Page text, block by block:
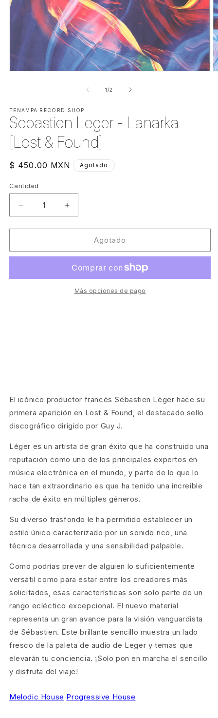
una
ventana
modal
1/de
2
TENAMPA RECORD SHOP
Sebastien Leger - Lanarka
[Lost & Found]
Precio
$ 450.00 MXN Agotado
Cantidad
Cantidad
Reducir
cantidad
para
Leger
[Lost
Aumentar
cantidad
para
Sebastien
Leger
Lanarka
[Lost
&amp;
Agotado
Más opciones de pago
El icónico productor francés Sébastien Léger hace su
primera aparición en Lost & Found, el destacado sello
discográfico dirigido por Guy J.
Léger es un artista de gran éxito que ha construido una
reputación como uno de los principales expertos en
música electrónica en el mundo, y parte de lo que lo
hace tan extraordinario es que ha tenido una increíble
racha de éxito en múltiples géneros.
Su diverso trasfondo le ha permitido establecer un
estilo único caracterizado por un sonido rico, una
técnica desarrollada y una sensibilidad palpable.
Como podrías prever de alguien lo suficientemente
versátil como para estar entre los creadores más
solicitados, esas características son solo parte de un
rango ecléctico excepcional. El nuevo material
representa un gran avance para la visión vanguardista
de Sébastien. Este brillante sencillo muestra un lado
fresco de la paleta de audio de Leger y temas que
elevarán tu conciencia. ¡Solo pon en marcha el sencillo
y disfruta del viaje!
Melodic House Progressive House